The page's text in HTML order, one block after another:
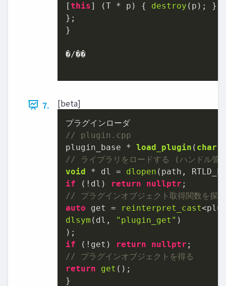
[this] (T * p) { destroy (p); }
};
}
�/��
7. [beta]
// plugin.cpp
plugin_base * load_plugin ( char
// ライブラリをロードする (ハンドル管
void * dl = dlopen
if (!dl) return nullptr
// プラグインオブジェクト取得関数を探す
auto get =
reinterpret_cast
dlsym (dl, "plugin_get" )
if (!get) return nullptr
// プラグインオブジェクトを得る
return
get ();
}